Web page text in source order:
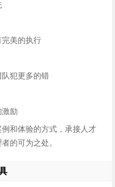
美的执行
犯更多的错
激励
和体验的方式，承接人才
的可为之处。